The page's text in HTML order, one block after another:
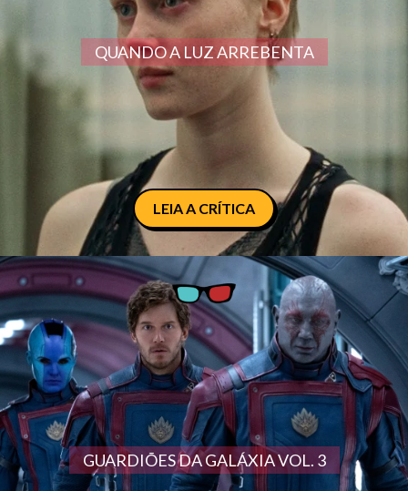
QUANDO A LUZ ARREBENTA
LEIA A CRÍTICA
GUARDIÕES DA GALÁXIA VOL. 3